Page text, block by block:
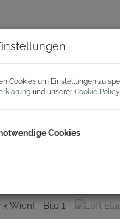
Cookies um Einstellungen zu
und unserer Cookie Policy
Cookies